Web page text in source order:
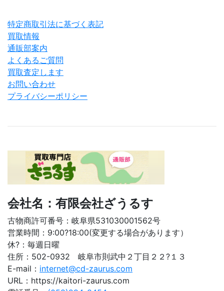
特定商取引法に基づく表記
買取情報
通販部案内
よくあるご質問
買取査定します
お問い合わせ
プライバシーポリシー
会社名：有限会社ざうるす
古物商許可番号：岐阜県531030001562号
営業時間：9:00?18:00(変更する場合があります）
休?：毎週日曜
住所：502-0932 岐阜市則武中２丁目２２?１３
E-mail： internet@cd-zaurus.com
URL：https://kaitori-zaurus.com